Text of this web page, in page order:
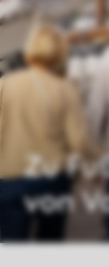
Zu
von